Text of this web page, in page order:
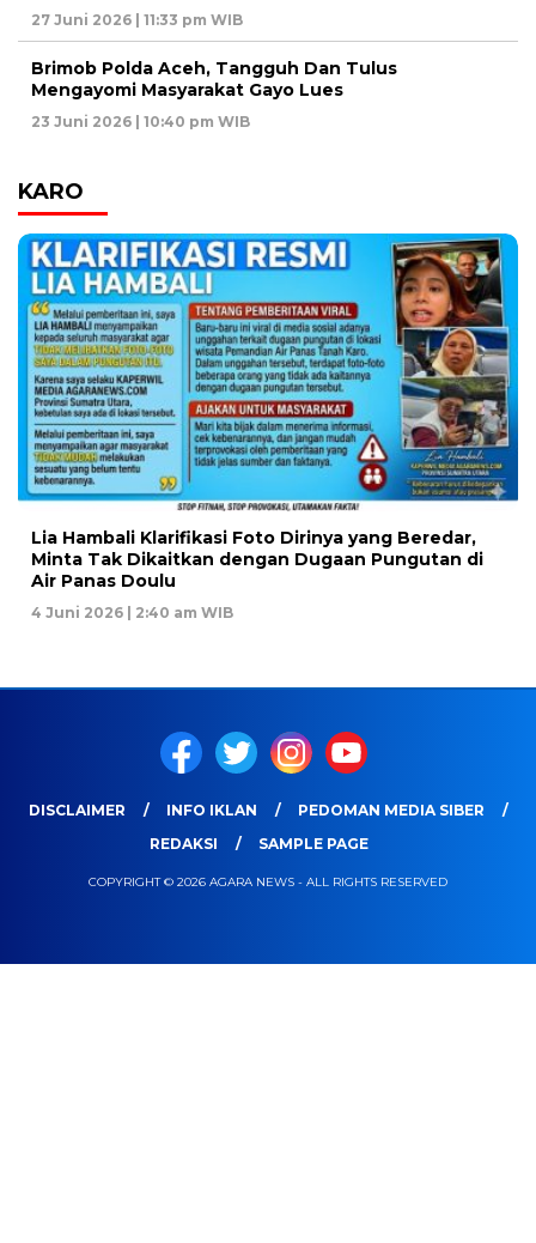
27 Juni 2026 | 11:33 pm WIB
Brimob Polda Aceh, Tangguh Dan Tulus
Mengayomi Masyarakat Gayo Lues
23 Juni 2026 | 10:40 pm WIB
KARO
Lia Hambali Klarifikasi Foto Dirinya yang Beredar,
Minta Tak Dikaitkan dengan Dugaan Pungutan di
Air Panas Doulu
4 Juni 2026 | 2:40 am WIB
DISCLAIMER INFO IKLAN
PEDOMAN MEDIA SIBER
REDAKSI
SAMPLE PAGE
COPYRIGHT © 2026 AGARA NEWS - ALL RIGHTS RESERVED